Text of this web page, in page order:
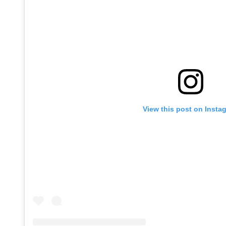
View this post on